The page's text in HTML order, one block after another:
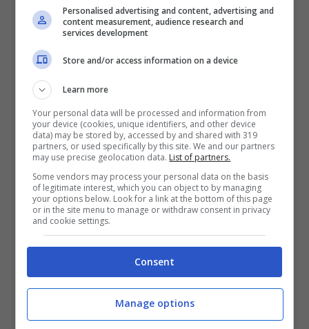
Elisabetta Gregoraci emoziona in
total white: l’abito è mozzafiato
Elisabetta Gregoraci denunciata :
Personalised advertising and content, advertising and
content measurement, audience research and
services development
Store and/or access information on a device
Learn more
Your personal data will be processed and information from
your device (cookies, unique identifiers, and other device
data) may be stored by, accessed by and shared with 319
partners, or used specifically by this site. We and our partners
may use precise geolocation data. List of partners.
Some vendors may process your personal data on the basis
of legitimate interest, which you can object to by managing
your options below. Look for a link at the bottom of this page
or in the site menu to manage or withdraw consent in privacy
and cookie settings.
Consent
Manage options